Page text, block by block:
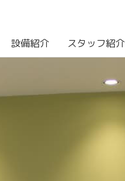
設備紹介 スタッフ紹介